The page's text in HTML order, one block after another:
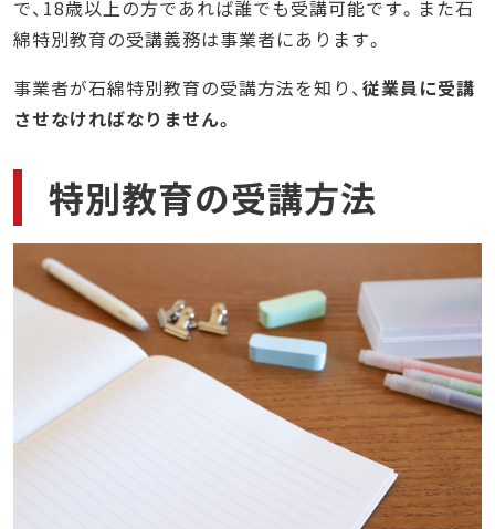
で、18歳以上の方であれば誰でも受講可能です。また石
綿特別教育の受講義務は事業者にあります。
事業者が石綿特別教育の受講方法を知り、 従業員に受講
させなければなりません。
特別教育の受講方法